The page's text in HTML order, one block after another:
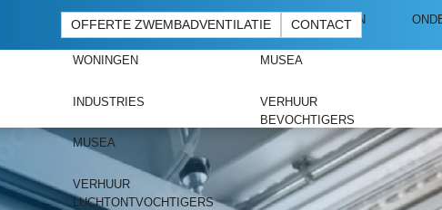
OFFERTE ZWEMBADVENTILATIE CONTACT
BOUWPLAATSEN
WONINGEN
INDUSTRIES
MUSEA
VERHUUR
LUCHTONTVOCHTIGERS
ONDERNEMINGEN
MUSEA
VERHUUR
BEVOCHTIGERS